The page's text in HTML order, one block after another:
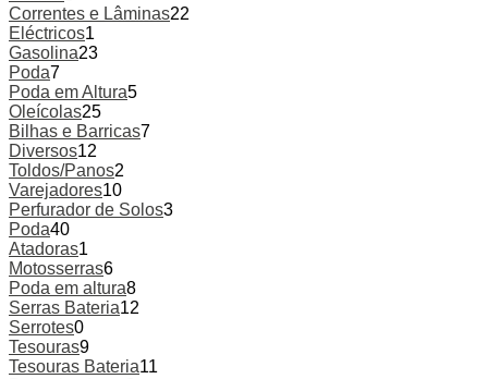
Correntes e Lâminas22
Eléctricos1
Gasolina23
Poda7
Poda em Altura5
Oleícolas25
Bilhas e Barricas7
Diversos12
Toldos/Panos2
Varejadores10
Perfurador de Solos3
Poda40
Atadoras1
Motosserras6
Poda em altura8
Serras Bateria12
Serrotes0
Tesouras9
Tesouras Bateria11